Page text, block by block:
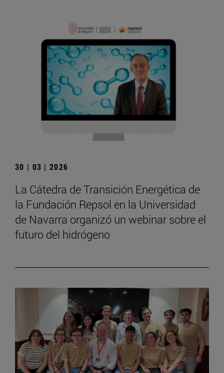
30 | 03 | 2026
La Cátedra de Transición Energética de
la Fundación Repsol en la Universidad
de Navarra organizó un webinar sobre el
futuro del hidrógeno